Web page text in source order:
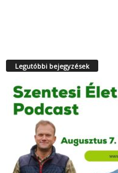
Legutóbbi bejegyzések